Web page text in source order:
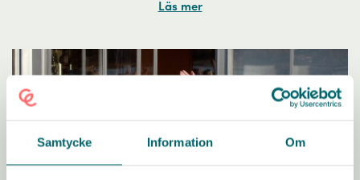
Samtycke Information Om
Läs mer